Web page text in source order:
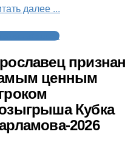
далее ...
хоккей
признан
ценным
Кубка
2026